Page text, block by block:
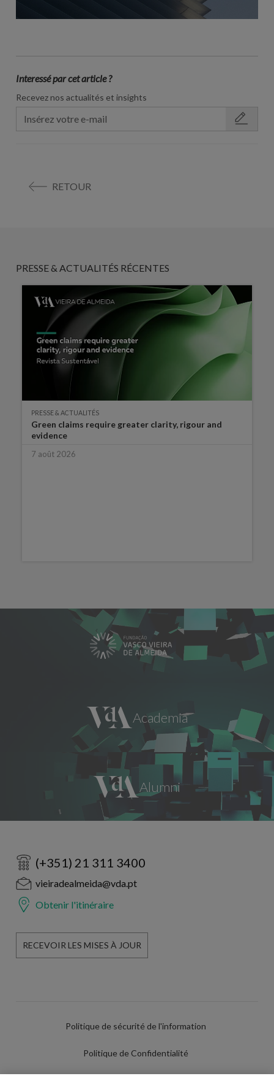
Interessé par cet article ?
Recevez nos actualités et insights
RETOUR
PRESSE & ACTUALITÉS RÉCENTES
PRESSE & ACTUALITÉS
Green claims require greater clarity, rigour and
evidence
7 août 2026
(+351) 21 311 3400
vieiradealmeida@vda.pt
Obtenir l'itinéraire
RECEVOIR LES MISES À JOUR
Politique de sécurité de l'information
Politique de Confidentialité